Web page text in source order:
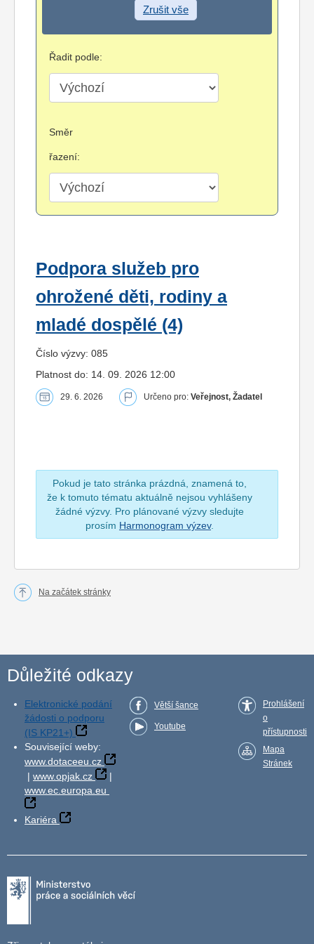
Zrušit vše
Řadit podle:
Směr
řazení:
Podpora služeb pro
ohrožené děti, rodiny a
mladé dospělé (4)
Číslo výzvy: 085
Platnost do: 14. 09. 2026 12:00
29. 6. 2026 Určeno pro: Veřejnost, Žadatel
Pokud je tato stránka prázdná, znamená to,
že k tomuto tématu aktuálně nejsou vyhlášeny
žádné výzvy. Pro plánované výzvy sledujte
prosím Harmonogram výzev.
Na začátek stránky
Důležité odkazy
Elektronické podání
žádosti o podporu
(IS KP21+)
Související weby:
www.dotaceeu.cz
| www.opjak.cz
|
www.ec.europa.eu
Kariéra
Větší šance
Youtube
Prohlášení
o
přístupnosti
Mapa
Stránek